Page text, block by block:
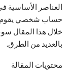
حساب شخصي يقوم
خلال هذا المقال
بالعديد من الطرق.
محتويات المقالة